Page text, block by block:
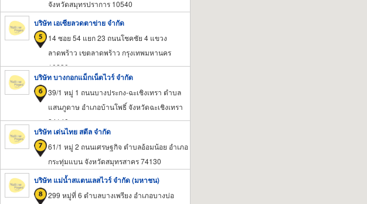
จังหวัดสมุทรปราการ 10540
บริษัท เอเซียลวดตาข่าย จำกัด
14 ซอย 54 แยก 23 ถนนโชคชัย 4 แขวง
ลาดพร้าว เขตลาดพร้าว กรุงเทพมหานคร
10230
บริษัท บางกอกแม็กเน็ตไวร์ จำกัด
39/1 หมู่ 1 ถนนบางประกง-ฉะเชิงเทรา ตำบล
แสนภูดาษ อำเภอบ้านโพธิ์ จังหวัดฉะเชิงเทรา
24140
บริษัท เด่นไทย สตีล จำกัด
61/1 หมู่ 2 ถนนเศรษฐกิจ ตำบลอ้อมน้อย อำเภอ
กระทุ่มแบน จังหวัดสมุทรสาคร 74130
บริษัท แม่น้ำสแตนเลสไวร์ จำกัด (มหาชน)
299 หมู่ที่ 6 ตำบลบางเพรียง อำเภอบางบ่อ